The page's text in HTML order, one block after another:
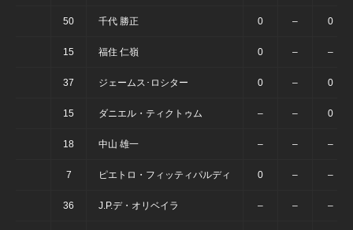
50 千代 勝正 0 – 0
15 福住 仁嶺 0 – –
37 ジェームス･ロシター 0 – 0
15 ダニエル・ティクトゥム – – 0
18 中山 雄一 – – –
7 ピエトロ・フィッティパルディ 0 – –
36 J.P.デ・オリベイラ – – –